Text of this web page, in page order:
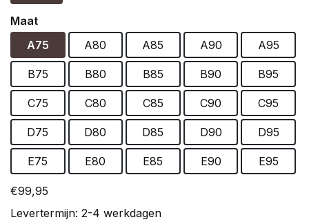
Maat
A75
A80 A85 A90 A95
B75 B80 B85 B90 B95
C75 C80 C85 C90 C95
D75 D80 D85 D90 D95
E75 E80 E85 E90 E95
€99,95
Levertermijn: 2-4 werkdagen